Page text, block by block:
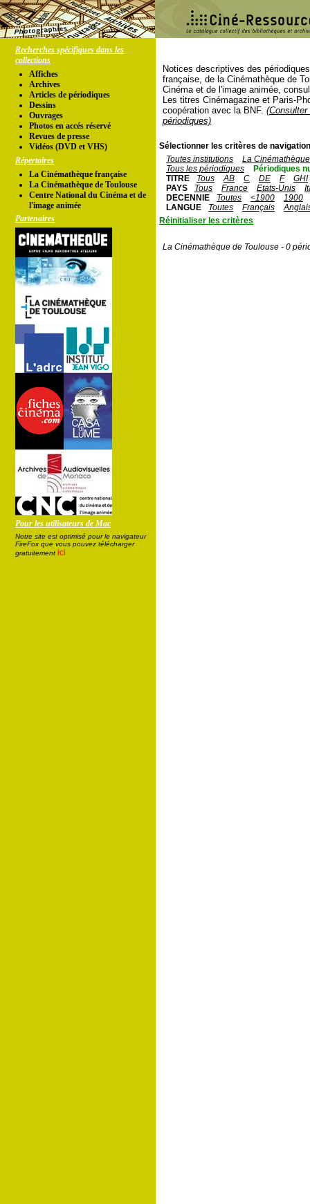
Recherches spécifiques dans les
collections
Affiches
Archives
Articles de périodiques
Dessins
Ouvrages
Photos en accés réservé
Revues de presse
Vidéos (DVD et VHS)
Répertoires
La Cinémathèque française
La Cinémathèque de Toulouse
Centre National du Cinéma et de
l'image animée
Partenaires
Pour les utilisateurs de Mac
Notre site est optimisé pour le navigateur
FireFox que vous pouvez télécharger
gratuitement ici
Notices descriptives des
française, de la Cinémathèque de
Cinéma et de l'image animée,
Les titres Cinémagazine et Paris-
coopération avec la BNF.
périodiques)
Sélectionner les critères de
Toutes institutions
La
Tous les périodiques
Périodiques
TITRE
Tous AB C DE F
GHI
PAYS
Tous France Etats-Unis
DECENNIE
Toutes <1900
1900
LANGUE
Toutes Français
Réinitialiser les critères
La Cinémathèque de Toulouse - 0